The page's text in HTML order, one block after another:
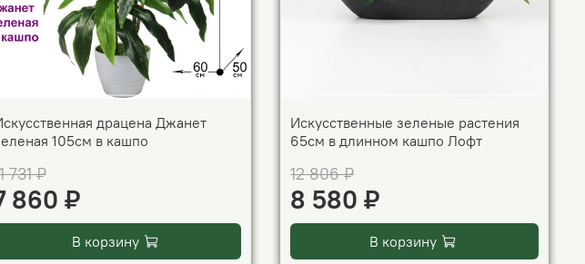
драцена Джанет
105см в кашпо
731 ₽
860 ₽
В корзину
Искусственные зеленые растения
65см в длинном кашпо Лофт
12 806 ₽
8 580 ₽
В корзину